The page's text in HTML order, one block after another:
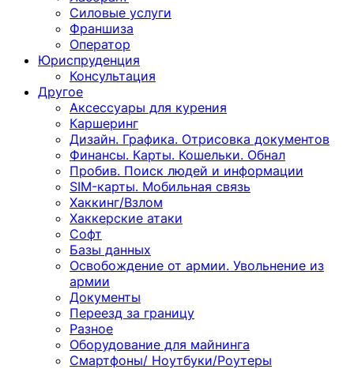
Силовые услуги
Франшиза
Оператор
Юриспруденция
Консультация
Другoе
Аксессуары для курения
Каршеринг
Дизайн. Графика. Отрисовка документов
Финансы. Карты. Кошельки. Обнал
Пробив. Поиск людей и информации
SIM-карты. Мобильная связь
Хаккинг/Взлом
Хаккерские атаки
Софт
Базы данных
Освобождение от армии. Увольнение из
армии
Документы
Переезд за границу
Разное
Оборудование для майнинга
Смартфоны/ Ноутбуки/Роутеры